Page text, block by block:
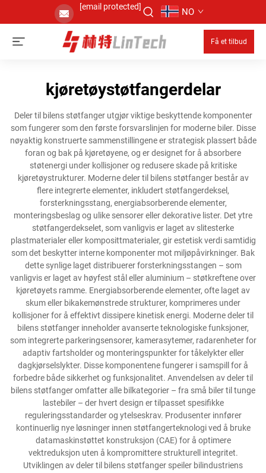
[email protected] NO
Få et tilbud
kjøretøystøtfangerdelar
Deler til bilens støtfanger utgjør viktige beskyttende komponenter
som fungerer som den første forsvarslinjen for moderne biler. Disse
nøyaktig konstruerte sammenstillingene er strategisk plassert både
foran og bak på kjøretøyene, og er designet for å absorbere
støtenergi under kollisjoner og redusere skade på kritiske
kjøretøystrukturer. Moderne deler til bilens støtfanger består av
flere integrerte elementer, inkludert støtfangerdeksel,
forsterkningsstang, energiabsorberende elementer,
monteringsbeslag og ulike sensorer eller dekorative lister. Det ytre
støtfangerdekselet, som vanligvis er laget av slitesterke
plastmaterialer eller komposittmaterialer, gir estetisk verdi samtidig
som det beskytter interne komponenter mot miljøpåvirkninger. Bak
dette synlige laget distribuerer forsterkningsstangen – som
vanligvis er laget av høyfest stål eller aluminium – støtkreftene over
kjøretøyets ramme. Energiabsorberende elementer, ofte laget av
skum eller bikakemønstrede strukturer, komprimeres under
kollisjoner for å effektivt dissipere kinetisk energi. Moderne deler til
bilens støtfanger inneholder avanserte teknologiske funksjoner,
som integrerte parkeringsensorer, kamerasytemer, radarenheter for
adaptiv fartsholder og monteringspunkter for tåkelykter eller
dagkjørselslykter. Disse komponentene fungerer i samspill for å
forbedre både sikkerhet og funksjonalitet. Anvendelsen av deler til
bilens støtfanger omfatter alle bilkategorier – fra små biler til tunge
lastebiler – der hvert design er tilpasset spesifikke
reguleringsstandarder og ytelseskrav. Produsenter innfører
kontinuerlig nye løsninger innen støtfangerteknologi ved å bruke
datamaskinstøttet konstruksjon (CAE) for å optimere
vektreduksjon uten å kompromittere strukturell integritet.
Utviklingen av deler til bilens støtfanger speiler bilindustriens